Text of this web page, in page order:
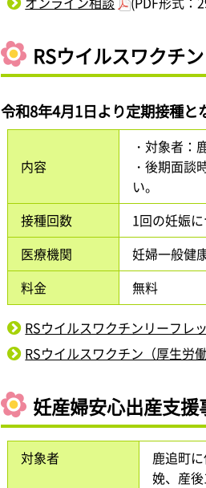
RSウイルスワクチ
令和8年4月1日より定期接種と
内容
・対象者：
・後期面談
い。
接種回数
1回の妊娠
医療機関
妊婦一般健
料金
無料
RSウイルスワクチンリーフレ
RSウイルスワクチン（厚生労
妊産婦安心出産支援
対象者
鹿追町
娩、産